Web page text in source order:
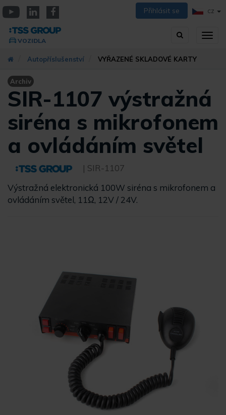
Přejít
k
hlavnímu
obsahu
Přihlásit se CZ
Vyhledávání
VOZIDLA
Autopříslušenství VYŘAZENÉ SKLADOVÉ KARTY
Archiv
SIR-1107 výstražná
siréna s mikrofonem
a ovládáním světel
| SIR-1107
Výstražná elektronická 100W siréna s mikrofonem a
ovládáním světel, 11Ω, 12V / 24V.